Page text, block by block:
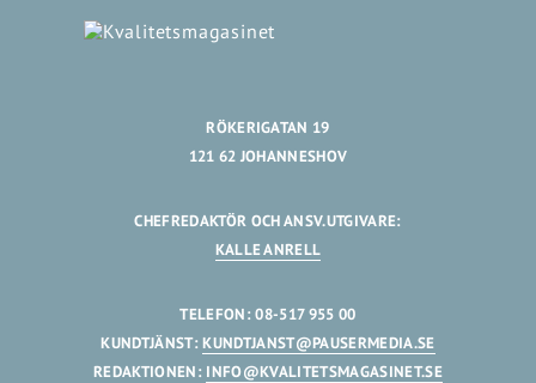
RÖKERIGATAN 19
121 62 JOHANNESHOV
CHEFREDAKTÖR OCH ANSV.UTGIVARE:
KALLE ANRELL
TELEFON: 08-517 955 00
KUNDTJÄNST:KUNDTJANST@PAUSERMEDIA.SE
REDAKTIONEN: INFO@KVALITETSMAGASINET.SE